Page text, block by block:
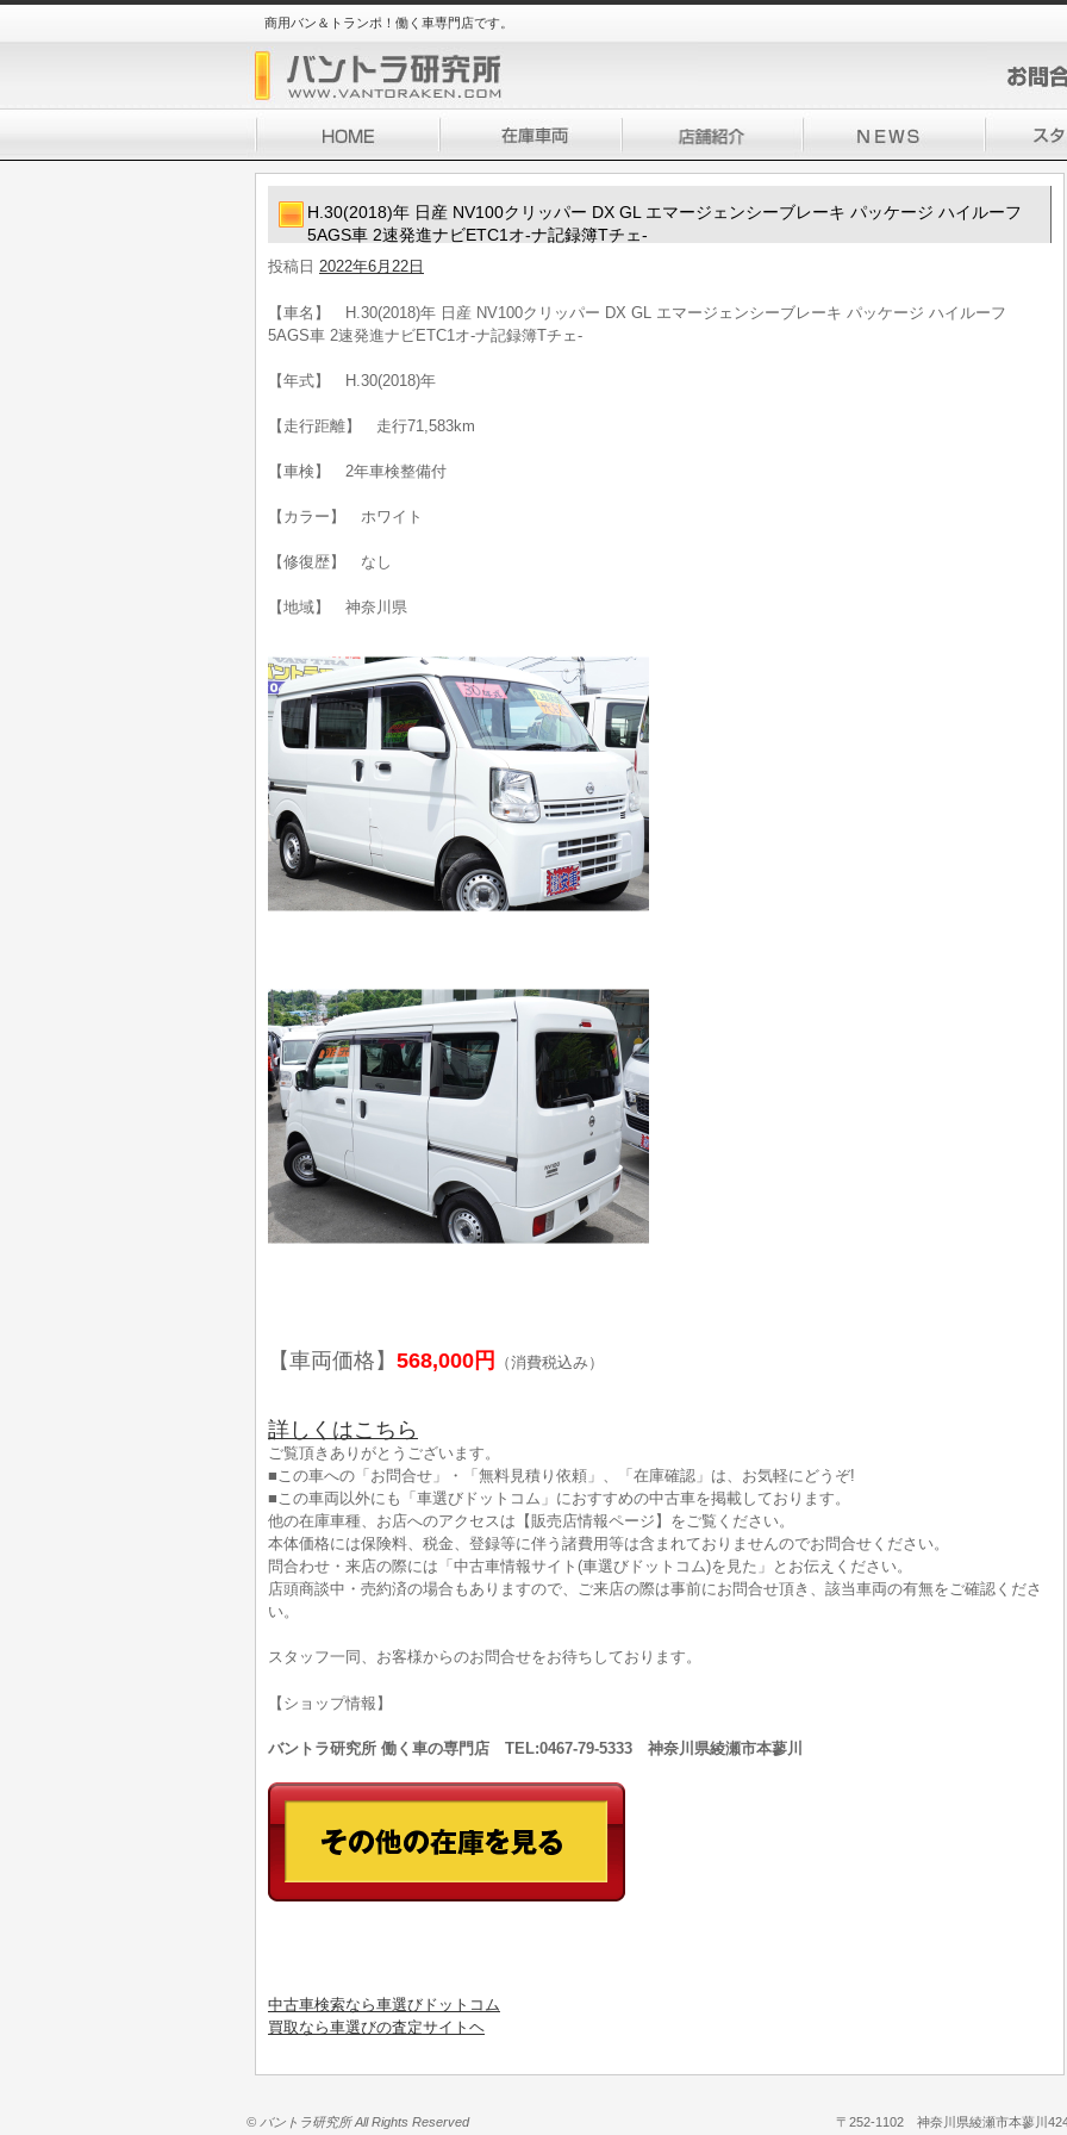
商用バン＆トランポ！働く車専門店です。
H.30(2018)年 日産 NV100クリッパー DX GL エマージェンシーブレーキ パッケージ ハイルーフ
5AGS車 2速発進ナビETC1オ-ナ記録簿Tチェ-
投稿日 2022年6月22日
【車名】 H.30(2018)年 日産 NV100クリッパー DX GL エマージェンシーブレーキ パッケージ ハイルーフ
5AGS車 2速発進ナビETC1オ-ナ記録簿Tチェ-
【年式】 H.30(2018)年
【走行距離】 走行71,583km
【車検】 2年車検整備付
【カラー】 ホワイト
【修復歴】 なし
【地域】 神奈川県
【車両価格】 568,000円 （消費税込み）
詳しくはこちら
ご覧頂きありがとうございます。
■この車への「お問合せ」・「無料見積り依頼」、「在庫確認」は、お気軽にどうぞ!
■この車両以外にも「車選びドットコム」におすすめの中古車を掲載しております。
他の在庫車種、お店へのアクセスは【販売店情報ページ】をご覧ください。
本体価格には保険料、税金、登録等に伴う諸費用等は含まれておりませんのでお問合せください。
問合わせ・来店の際には「中古車情報サイト(車選びドットコム)を見た」とお伝えください。
店頭商談中・売約済の場合もありますので、ご来店の際は事前にお問合せ頂き、該当車両の有無をご確認くださ
い。
スタッフ一同、お客様からのお問合せをお待ちしております。
【ショップ情報】
バントラ研究所 働く車の専門店 TEL:0467-79-5333 神奈川県綾瀬市本蓼川
中古車検索なら車選びドットコム
買取なら車選びの査定サイトヘ
© バントラ研究所 All Rights Reserved 〒252-1102 神奈川県綾瀬市本蓼川